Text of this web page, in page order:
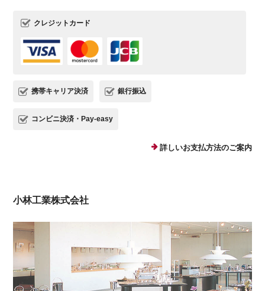
クレジットカード
携帯キャリア決済 銀行振込
コンビニ決済・Pay-easy
詳しいお支払方法のご案内
小林工業株式会社